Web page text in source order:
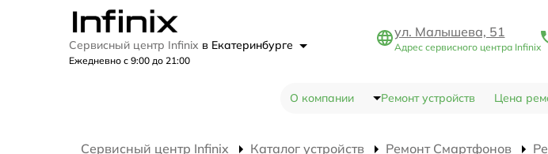
Сервисный центр Infinix в Екатеринбурге
Ежедневно с 9:00 до 21:00
ул. Малышева, 51
Адрес сервисного центра Infinix
О компании Ремонт устройств Цена
Сервисный центр Infinix Каталог устройств Ремонт Смартфонов